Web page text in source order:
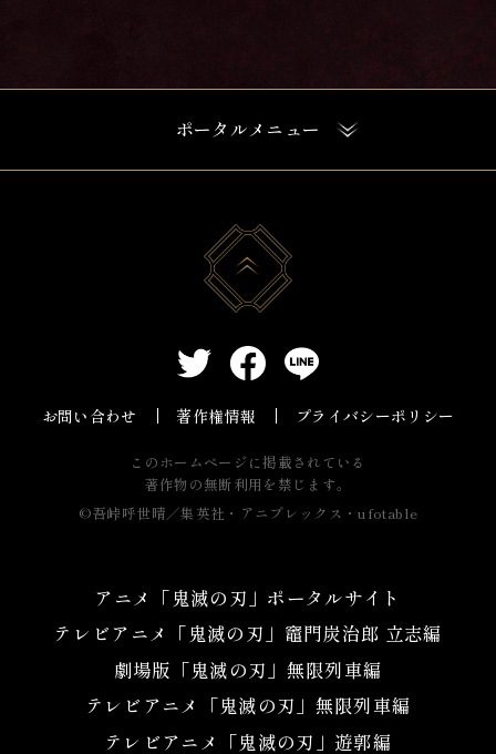
ポータルメニュー
お問い合わせ 著作権情報 プライバシーポリシー
このホームページに掲載されている
著作物の無断利用を禁じます。
©吾峠呼世晴／集英社・アニプレックス・ufotable
アニメ「鬼滅の刃」ポータルサイト
テレビアニメ「鬼滅の刃」竈門炭治郎 立志編
劇場版「鬼滅の刃」無限列車編
テレビアニメ「鬼滅の刃」無限列車編
テレビアニメ「鬼滅の刃」遊郭編